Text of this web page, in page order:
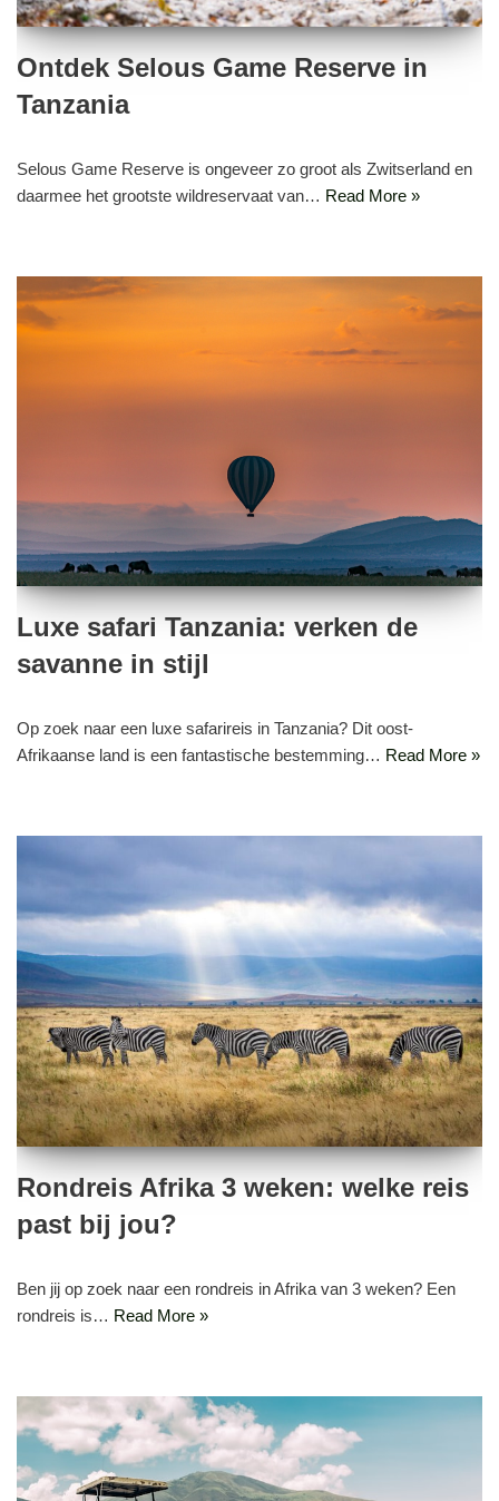
Ontdek Selous Game Reserve in
Tanzania
Selous Game Reserve is ongeveer zo groot als Zwitserland en
daarmee het grootste wildreservaat van… Read More »
Luxe safari Tanzania: verken de
savanne in stijl
Op zoek naar een luxe safarireis in Tanzania? Dit oost-
Afrikaanse land is een fantastische bestemming… Read More »
Rondreis Afrika 3 weken: welke reis
past bij jou?
Ben jij op zoek naar een rondreis in Afrika van 3 weken? Een
rondreis is… Read More »